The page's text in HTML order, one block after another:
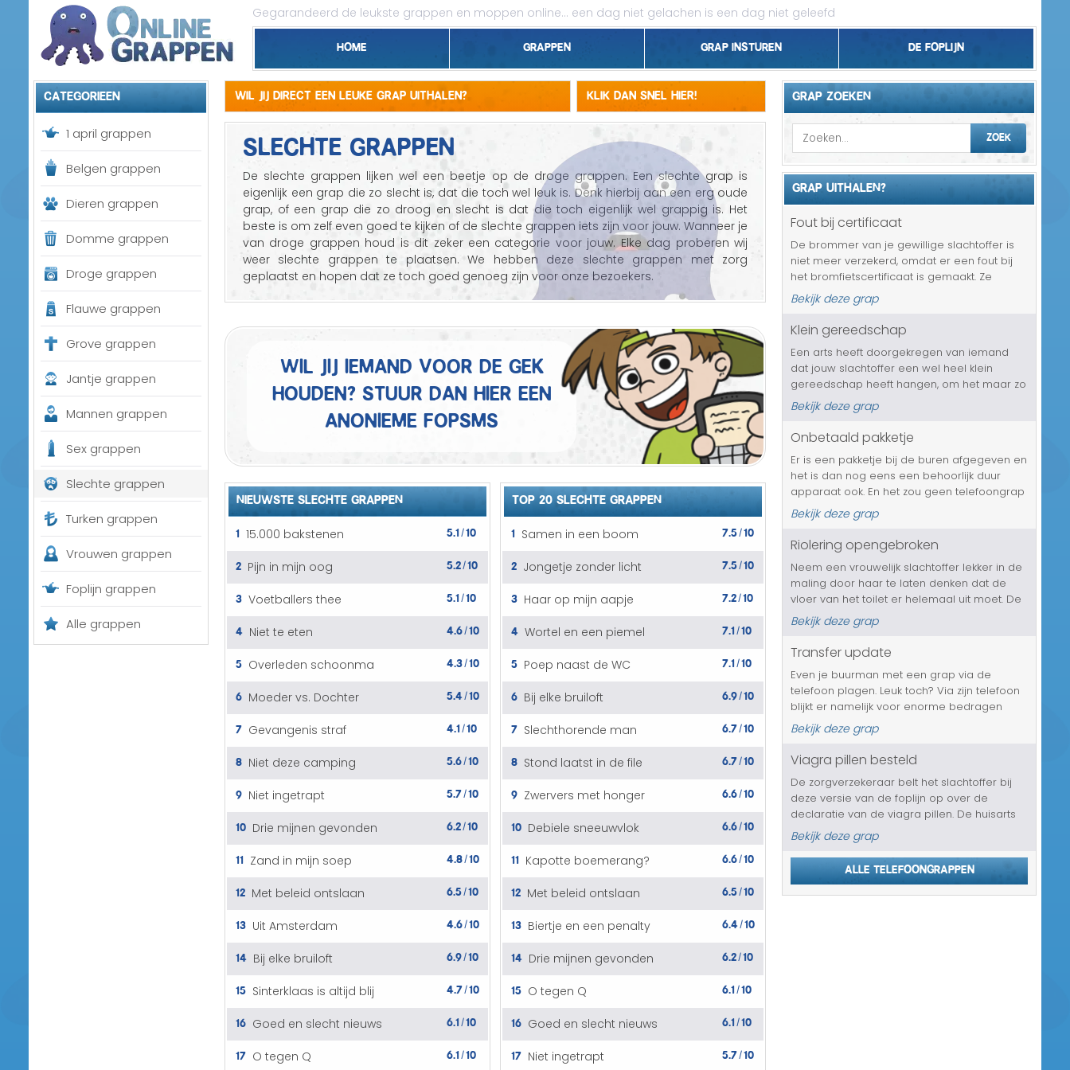
Gegarandeerd de leukste grappen en moppen online... een dag niet gelachen is een dag niet geleefd
Home Grappen
Belgen grappen
Dieren grappen
Domme grappen
Droge grappen
Flauwe grappen
Grove grappen
Mannen grappen
Sex grappen
Vrouwen grappen
Grap insturen De foplijn
Bel grappen
Topgrappen
18+ en Relatie
Zakelijk/Studie
Geld/Belasting
Buurt/Gemeente
Pakket/Bestelling
Transport/Verkeer
Kerst/Sinterklaas
Diversen/Andere
Categorieen
1 april grappen
Belgen grappen
Dieren grappen
Domme grappen
Droge grappen
Flauwe grappen
Grove grappen
Jantje grappen
Mannen grappen
Sex grappen
Slechte grappen
Turken grappen
Vrouwen grappen
Foplijn grappen
Alle grappen
Wil jij direct een leuke grap uithalen? Klik dan snel hier!
SLECHTE GRAPPEN
De slechte grappen lijken wel een beetje op de droge grappen. Een slechte grap is
eigenlijk een grap die zo slecht is, dat die toch wel leuk is. Denk hierbij aan een erg oude
grap, of een grap die zo droog en slecht is dat die toch eigenlijk wel grappig is. Het
beste is om zelf even goed te kijken of de slechte grappen iets zijn voor jouw. Wanneer je
van droge grappen houd is dit zeker een categorie voor jouw. Elke dag proberen wij
weer slechte grappen te plaatsen. We hebben deze slechte grappen met zorg
geplaatst en hopen dat ze toch goed genoeg zijn voor onze bezoekers.
Wil jij iemand voor de gek
houden? Stuur dan hier een
anonieme fopSMS
NIEUWSTE SLECHTE GRAPPEN
1 15.000 bakstenen 5.1/10
2 Pijn in mijn oog 5.2/10
3 Voetballers thee 5.1/10
4 Niet te eten 4.6/10
5 Overleden schoonma 4.3/10
6 Moeder vs. Dochter 5.4/10
7 Gevangenis straf 4.1/10
8 Niet deze camping 5.6/10
9 Niet ingetrapt 5.7/10
10 Drie mijnen gevonden 6.2/10
11 Zand in mijn soep 4.8/10
12 Met beleid ontslaan 6.5/10
13 Uit Amsterdam 4.6/10
14 Bij elke bruiloft 6.9/10
15 Sinterklaas is altijd blij 4.7/10
16 Goed en slecht nieuws 6.1/10
17 O tegen Q 6.1/10
TOP 20 SLECHTE GRAPPEN
1 Samen in een boom 7.5/10
2 Jongetje zonder licht 7.5/10
3 Haar op mijn aapje 7.2/10
4 Wortel en een piemel 7.1/10
5 Poep naast de WC 7.1/10
6 Bij elke bruiloft 6.9/10
7 Slechthorende man 6.7/10
8 Stond laatst in de file 6.7/10
9 Zwervers met honger 6.6/10
10 Debiele sneeuwvlok 6.6/10
11 Kapotte boemerang? 6.6/10
12 Met beleid ontslaan 6.5/10
13 Biertje en een penalty 6.4/10
14 Drie mijnen gevonden 6.2/10
15 O tegen Q 6.1/10
16 Goed en slecht nieuws 6.1/10
17 Niet ingetrapt 5.7/10
GRAP ZOEKEN
ZOEK
GRAP UITHALEN?
Fout bij certificaat
De brommer van je gewillige slachtoffer is
niet meer verzekerd, omdat er een fout bij
het bromfietscertificaat is gemaakt. Ze
komen er wel laat achter, maar beter laat
dan nooit natuurlijk. En nu mag je slachtoffer
3 weken lang niet brommer...
Bekijk deze grap
Klein gereedschap
Een arts heeft doorgekregen van iemand
dat jouw slachtoffer een wel heel klein
gereedschap heeft hangen, om het maar zo
te noemen. En de man is welwillend en is
bereid om hem voor een vrijblijvende
afspraak te ontvangen. Een afspraak voor e...
Bekijk deze grap
Onbetaald pakketje
Er is een pakketje bij de buren afgegeven en
het is dan nog eens een behoorlijk duur
apparaat ook. En het zou geen telefoongrap
zijn als het dure apparaat nooit betaald is en
jouw slachtoffer hier natuurlijk wel eventjes
voor op moet draaie...
Bekijk deze grap
Riolering opengebroken
Neem een vrouwelijk slachtoffer lekker in de
maling door haar te laten denken dat de
vloer van het toilet er helemaal uit moet. De
reden is, zo wordt haar duidelijk gemaakt,
dat zij iedere keer mandverband door het
toilet spoelt waardoor de...
Bekijk deze grap
Transfer update
Even je buurman met een grap via de
telefoon plagen. Leuk toch? Via zijn telefoon
blijkt er namelijk voor enorme bedragen
naar Ghana te worden gebeld. Het uitzetten
van de telefoon heeft hierbij geen enkele zin.
Het enige wat kan werken is ...
Bekijk deze grap
Viagra pillen besteld
De zorgverzekeraar belt het slachtoffer bij
deze versie van de foplijn op over de
declaratie van de viagra pillen. De huisarts
weet hier namelijk niets van en dus moet hij
de pillen uit eigen zak gaan betalen. En ook
al zal degene die in de...
Bekijk deze grap
Alle telefoongrappen